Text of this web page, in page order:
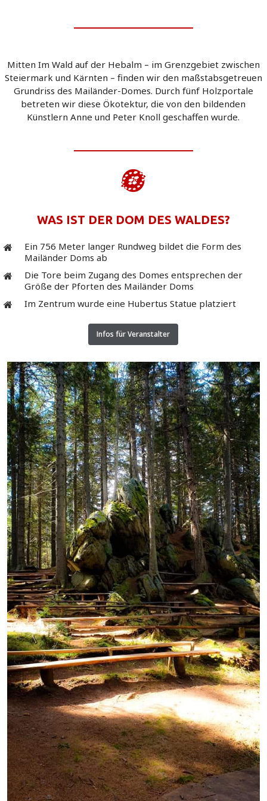
Mitten Im Wald auf der Hebalm – im Grenzgebiet zwischen
Steiermark und Kärnten – finden wir den maßstabsgetreuen
Grundriss des Mailänder-Domes. Durch fünf Holzportale
betreten wir diese Ökotektur, die von den bildenden
Künstlern Anne und Peter Knoll geschaffen wurde.
WAS IST DER DOM DES WALDES?
Ein 756 Meter langer Rundweg bildet die Form des
Mailänder Doms ab
Die Tore beim Zugang des Domes entsprechen der
Größe der Pforten des Mailänder Doms
Im Zentrum wurde eine Hubertus Statue platziert
Infos für Veranstalter